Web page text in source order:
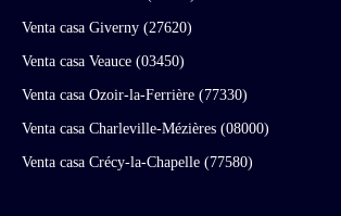
Venta casa Giverny (27620)
Venta casa Veauce (03450)
Venta casa Ozoir-la-Ferrière (77330)
Venta casa Charleville-Mézières (08000)
Venta casa Crécy-la-Chapelle (77580)